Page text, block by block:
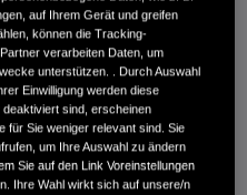
auf Ihrem Gerät und greifen
können die Tracking-
verarbeiten Daten, um
unterstützen. . Durch Auswahl
Einwilligung werden diese
sind, erscheinen
für Sie weniger relevant sind. Sie
um Ihre Auswahl zu ändern
Sie auf den Link Voreinstellungen
Ihre Wahl wirkt sich auf unsere/n